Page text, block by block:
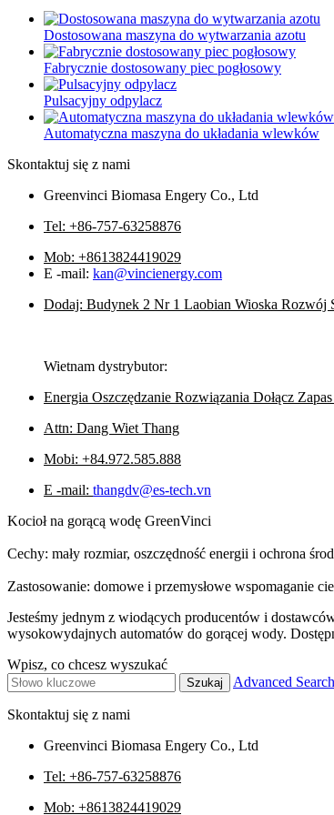
Dostosowana maszyna do wytwarzania azotu
Fabrycznie dostosowany piec pogłosowy
Pulsacyjny odpylacz
Automatyczna maszyna do układania wlewków
Skontaktuj się z nami
Greenvinci Biomasa Engery Co., Ltd
Tel: +86-757-63258876
Mob: +8613824419029
E -mail: kan@vincienergy.com
Dodaj: Budynek 2 Nr 1 Laobian Wioska Rozwój
Wietnam dystrybutor:
Energia Oszczędzanie Rozwiązania Dołącz
Attn: Dang Wiet Thang
Mobi: +84.972.585.888
E -mail: thangdv@es-tech.vn
Kocioł na gorącą wodę GreenVinci
Cechy: mały rozmiar, oszczędność energii i ochrona
Zastosowanie: domowe i przemysłowe wspomaganie
Jesteśmy jednym z wiodących producentów i
wysokowydajnych automatów do gorącej wody.
Wpisz, co chcesz wyszukać
Advanced Search
Skontaktuj się z nami
Greenvinci Biomasa Engery Co., Ltd
Tel: +86-757-63258876
Mob: +8613824419029